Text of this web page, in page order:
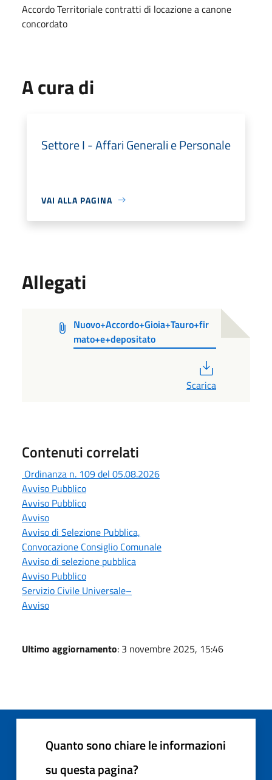
Accordo Territoriale contratti di locazione a canone
concordato
A cura di
Settore I - Affari Generali e Personale
VAI ALLA PAGINA
Allegati
Nuovo+Accordo+Gioia+Tauro+fir
mato+e+depositato
Scarica
Contenuti correlati
Ordinanza n. 109 del 05.08.2026
Avviso Pubblico
Avviso Pubblico
Avviso
Avviso di Selezione Pubblica,
Convocazione Consiglio Comunale
Avviso di selezione pubblica
Avviso Pubblico
Servizio Civile Universale–
Avviso
Ultimo aggiornamento: 3 novembre 2025, 15:46
Quanto sono chiare le informazioni
su questa pagina?